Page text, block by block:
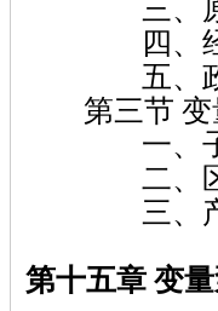
三、原材
四、经
五、政
第三节 变
一、子行
二、区
三、产业
第十五章 变